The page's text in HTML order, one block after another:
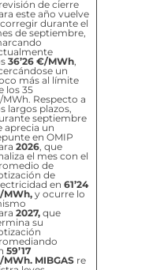
de cierre
este año vuelve
durante el
de septiembre,
36’26 €/MWh,
un
más al límite
los 35
Respecto a
largos plazos,
septiembre
aprecia un
en OMIP
2026, que
el mes con el
de
de
en 61’24
MWh, y ocurre lo
2027, que
su
59’17
MWh. MIBGASre